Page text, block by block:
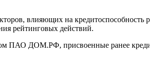
влияющих на кредитоспособность
рейтинговых действий.
ПАО ДОМ.РФ, присвоенные ранее